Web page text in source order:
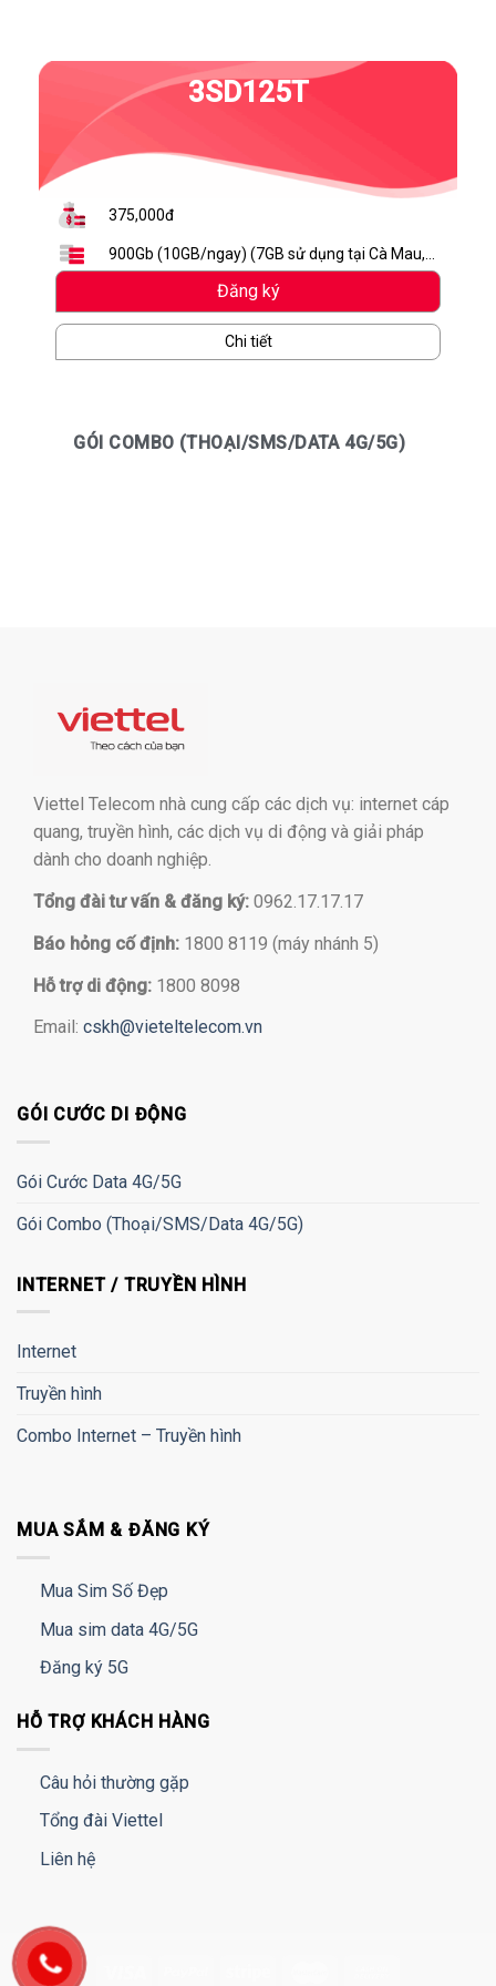
GÓI COMBO (THOẠI/SMS/DATA 4G/5G)
3SD125T
375,000đ
900Gb (10GB/ngay) (7GB sử dụng tại Cà Mau,
Bạc Liêu, Đà Nẵng, Cần Thơ, TP. Hồ Chí Minh và
3GB dùng trên toàn quốc)
Đăng ký
Chi tiết
Viettel Telecom nhà cung cấp các dịch vụ: internet cáp
quang, truyền hình, các dịch vụ di động và giải pháp
dành cho doanh nghiệp.
Tổng đài tư vấn & đăng ký: 0962.17.17.17
Báo hỏng cố định: 1800 8119 (máy nhánh 5)
Hỗ trợ di động: 1800 8098
Email: cskh@vieteltelecom.vn
GÓI CƯỚC DI ĐỘNG
Gói Cước Data 4G/5G
Gói Combo (Thoại/SMS/Data 4G/5G)
INTERNET / TRUYỀN HÌNH
Internet
Truyền hình
Combo Internet – Truyền hình
MUA SẮM & ĐĂNG KÝ
Mua Sim Số Đẹp
Mua sim data 4G/5G
Đăng ký 5G
HỖ TRỢ KHÁCH HÀNG
Câu hỏi thường gặp
Tổng đài Viettel
Liên hệ